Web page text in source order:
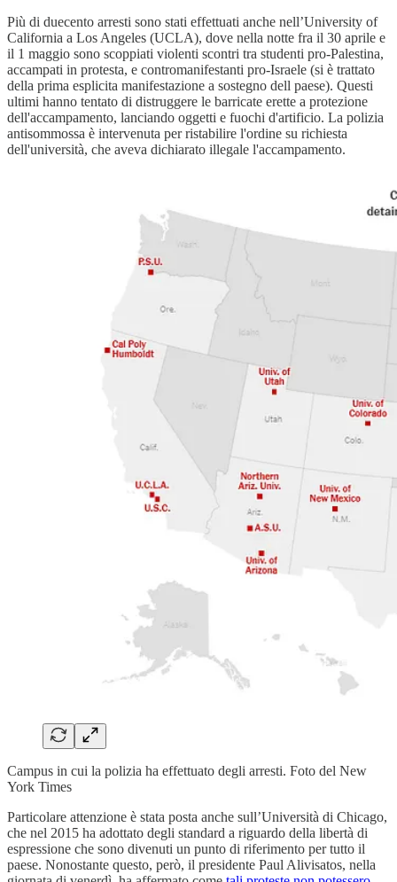
Più di duecento arresti sono stati effettuati anche nell’University of
California a Los Angeles (UCLA), dove nella notte fra il 30 aprile e
il 1 maggio sono scoppiati violenti scontri tra studenti pro-Palestina,
accampati in protesta, e contromanifestanti pro-Israele (si è trattato
della prima esplicita manifestazione a sostegno dell paese). Questi
ultimi hanno tentato di distruggere le barricate erette a protezione
dell'accampamento, lanciando oggetti e fuochi d'artificio. La polizia
antisommossa è intervenuta per ristabilire l'ordine su richiesta
dell'università, che aveva dichiarato illegale l'accampamento.
Campus in cui la polizia ha effettuato degli arresti. Foto del New
York Times
Particolare attenzione è stata posta anche sull’Università di Chicago,
che nel 2015 ha adottato degli standard a riguardo della libertà di
espressione che sono divenuti un punto di riferimento per tutto il
paese. Nonostante questo, però, il presidente Paul Alivisatos, nella